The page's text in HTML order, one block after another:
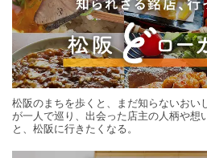
松阪のまちを歩くと、まだ知らないおい
が一人で巡り、出会った店主の人柄や想
と、松阪に行きたくなる。